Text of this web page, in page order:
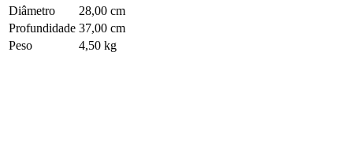
Diâmetro
28,00 cm
Profundidade 37,00 cm
Peso
4,50 kg